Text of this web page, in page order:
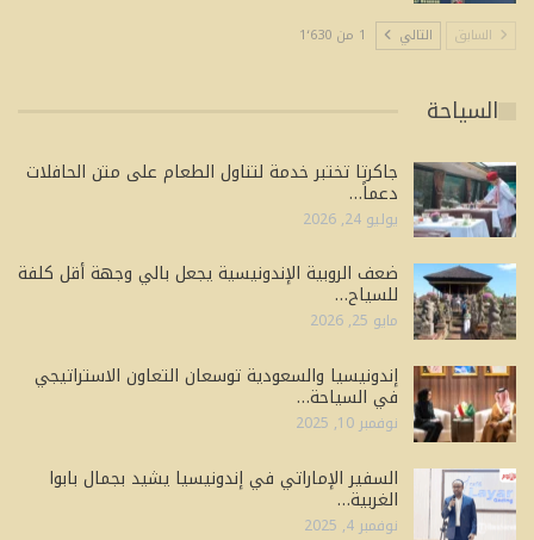
السابق التالي 1 من 1٬630
السياحة
جاكرتا تختبر خدمة لتناول الطعام على متن الحافلات
دعماً…
يوليو 24, 2026
ضعف الروبية الإندونيسية يجعل بالي وجهة أقل كلفة
للسياح…
مايو 25, 2026
إندونيسيا والسعودية توسعان التعاون الاستراتيجي
في السياحة…
نوفمبر 10, 2025
السفير الإماراتي في إندونيسيا يشيد بجمال بابوا
الغربية…
نوفمبر 4, 2025